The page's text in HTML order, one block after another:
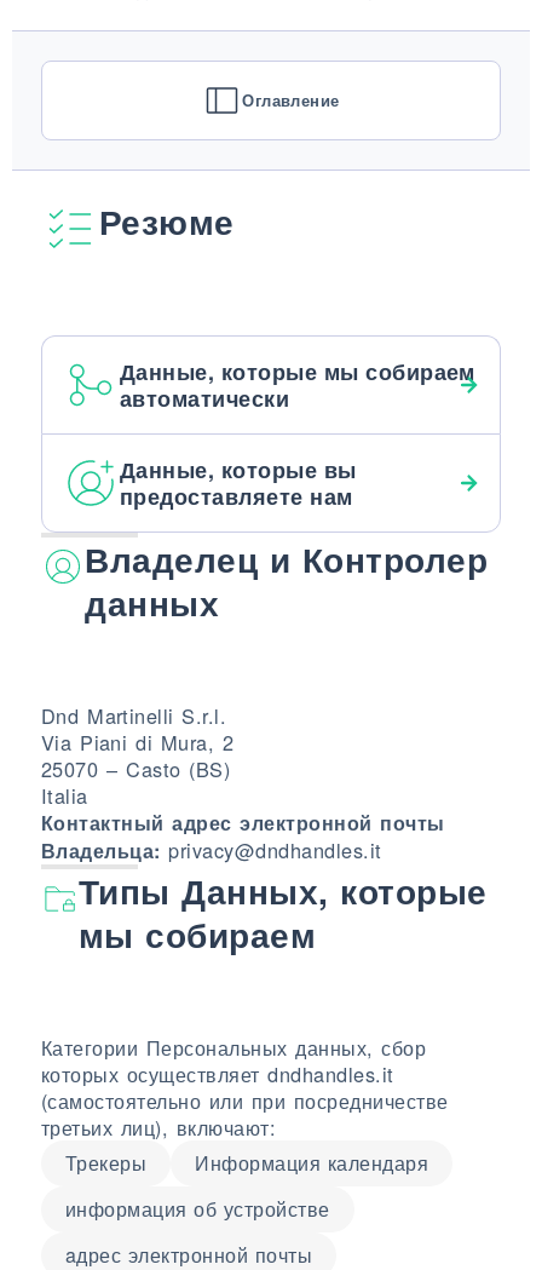
СИСТЕМЫ
КОМПАНИЯ
УСЛУГИ
КОНТАКТЫ
Оглавление
Резюме
Данные, которые мы собираем
автоматически
Данные, которые вы
предоставляете нам
Владелец и Контролер
данных
Dnd Martinelli S.r.l.
Via Piani di Mura, 2
25070 – Casto (BS)
Italia
Контактный адрес электронной почты
Владельца: privacy@dndhandles.it
Типы Данных, которые
мы собираем
Категории Персональных данных, сбор
которых осуществляет dndhandles.it
(самостоятельно или при посредничестве
третьих лиц), включают:
Трекеры
Информация календаря
информация об устройстве
aдрес электронной почты